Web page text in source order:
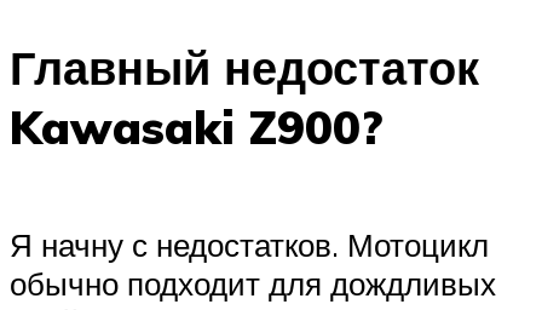
Главный недостаток
Kawasaki Z900?
Я начну с недостатков. Мотоцикл
обычно подходит для дождливых